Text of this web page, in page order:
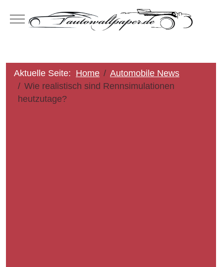
Mobile Menu Toggle
Aktuelle Seite: Home
Automobile News
Wie realistisch sind Rennsimulationen
heutzutage?